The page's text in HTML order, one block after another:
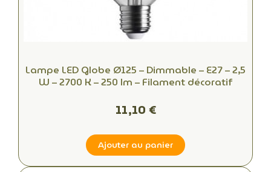
Lampe LED Globe Ø125 – Dimmable – E27 – 2,5
W – 2700 K – 250 lm – Filament décoratif
11,10 €
Ajouter au panier